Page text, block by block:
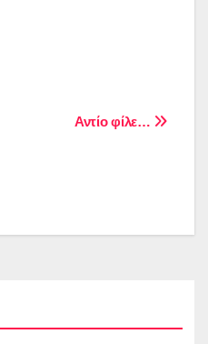
Αντίο φίλε…